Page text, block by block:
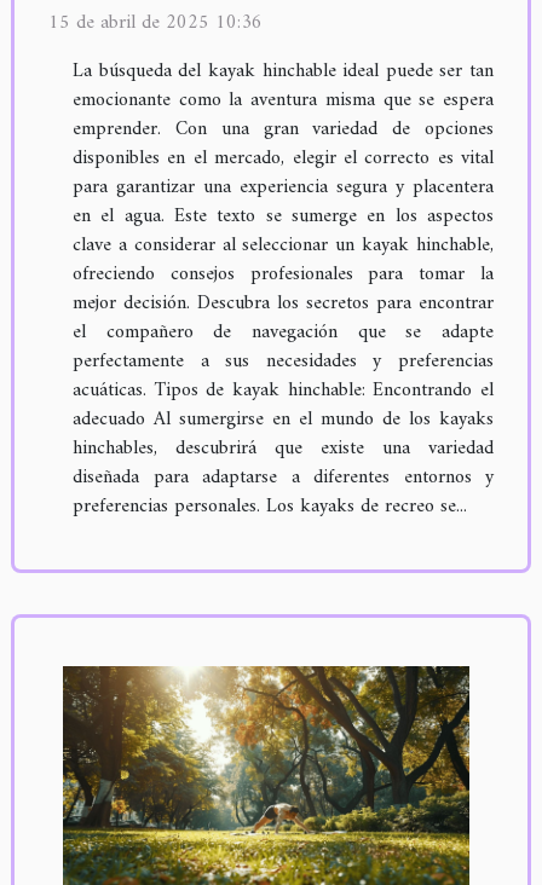
15 de abril de 2025 10:36
La búsqueda del kayak hinchable ideal puede ser tan
emocionante como la aventura misma que se espera
emprender. Con una gran variedad de opciones
disponibles en el mercado, elegir el correcto es vital
para garantizar una experiencia segura y placentera
en el agua. Este texto se sumerge en los aspectos
clave a considerar al seleccionar un kayak hinchable,
ofreciendo consejos profesionales para tomar la
mejor decisión. Descubra los secretos para encontrar
el compañero de navegación que se adapte
perfectamente a sus necesidades y preferencias
acuáticas. Tipos de kayak hinchable: Encontrando el
adecuado Al sumergirse en el mundo de los kayaks
hinchables, descubrirá que existe una variedad
diseñada para adaptarse a diferentes entornos y
preferencias personales. Los kayaks de recreo se...